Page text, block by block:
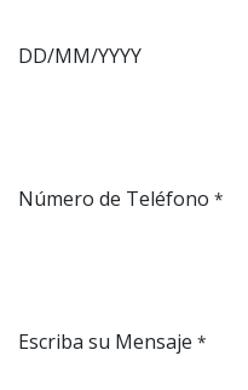
DD/MM/YYYY
Número de Teléfono *
Escriba su Mensaje *